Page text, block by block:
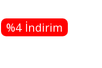
%4 İndirim